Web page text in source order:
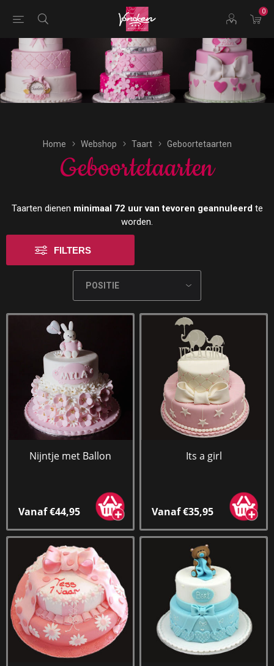
0
Bestellingen voor morgen kunnen vandaag uiterlijk tot
17:00 uur worden geplaatst.
Home Webshop Taart Geboortetaarten
Geboortetaarten
Taarten dienen minimaal 72 uur van tevoren geannuleerdte
worden.
FILTERS
Nijntje met Ballon
Vanaf €44,95
Its a girl
Vanaf €35,95